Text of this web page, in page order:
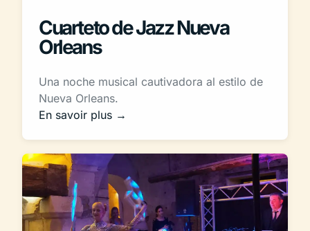
Cuarteto de Jazz Nueva
Orleans
Una noche musical cautivadora al estilo de
Nueva Orleans.
En savoir plus →